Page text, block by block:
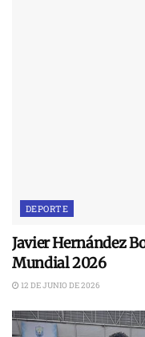
DEPORTE
Javier Hernández
Mundial 2026
12 DE JUNIO DE 2026